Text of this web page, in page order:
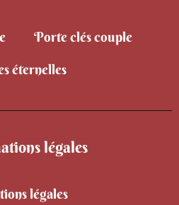
Porte clés couple
éternelles
légales
légales